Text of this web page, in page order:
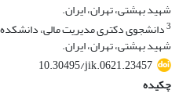
شهید بهشتی، تهران، ایران.
3دانشجوی دکتری مدیریت مالی،
شهید بهشتی، تهران، ایران.
10.30495/jik.0621.23457
چکیده